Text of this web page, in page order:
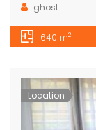
ghost
640 m2
Location